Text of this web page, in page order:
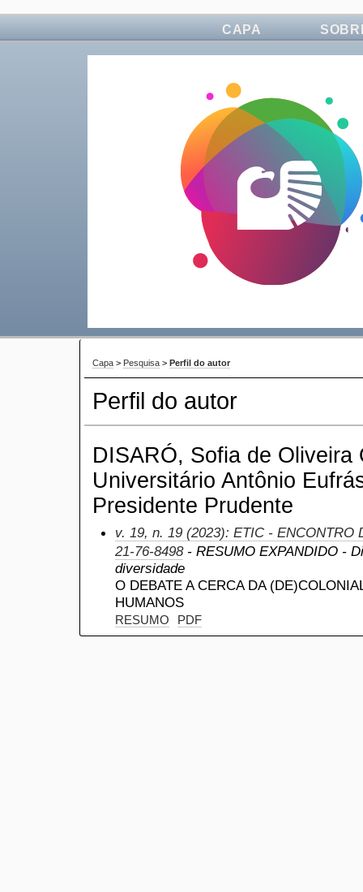
CAPA
Capa > Pesquisa > Perfil do autor
Perfil do autor
DISARÓ, Sofia de Oliveira
Universitário Antônio
Presidente Prudente
v. 19, n. 19 (2023): ETIC - ENCONTRO
21-76-8498- RESUMO EXPANDIDO -
diversidade
O DEBATE A CERCA DA
HUMANOS
RESUMO PDF